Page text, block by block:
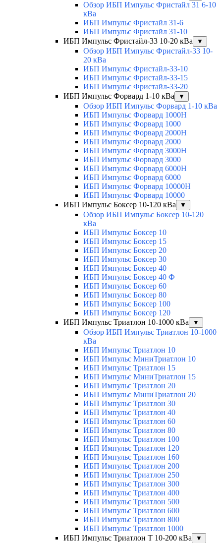
Обзор ИБП Импульс Фристайл 31 6-10
кВа
ИБП Импульс Фристайл 31-6
ИБП Импульс Фристайл 31-10
ИБП Импульс Фристайл-33 10-20 кВа
▼
Обзор ИБП Импульс Фристайл-33 10-
20 кВа
ИБП Импульс Фристайл-33-10
ИБП Импульс Фристайл-33-15
ИБП Импульс Фристайл-33-20
ИБП Импульс Форвард 1-10 кВа
▼
Обзор ИБП Импульс Форвард 1-10 кВа
ИБП Импульс Форвард 1000H
ИБП Импульс Форвард 1000
ИБП Импульс Форвард 2000H
ИБП Импульс Форвард 2000
ИБП Импульс Форвард 3000H
ИБП Импульс Форвард 3000
ИБП Импульс Форвард 6000H
ИБП Импульс Форвард 6000
ИБП Импульс Форвард 10000H
ИБП Импульс Форвард 10000
ИБП Импульс Боксер 10-120 кВа
▼
Обзор ИБП Импульс Боксер 10-120
кВа
ИБП Импульс Боксер 10
ИБП Импульс Боксер 15
ИБП Импульс Боксер 20
ИБП Импульс Боксер 30
ИБП Импульс Боксер 40
ИБП Импульс Боксер 40 Ф
ИБП Импульс Боксер 60
ИБП Импульс Боксер 80
ИБП Импульс Боксер 100
ИБП Импульс Боксер 120
ИБП Импульс Триатлон 10-1000 кВа
▼
Обзор ИБП Импульс Триатлон 10-1000
кВа
ИБП Импульс Триатлон 10
ИБП Импульс МиниТриатлон 10
ИБП Импульс Триатлон 15
ИБП Импульс МиниТриатлон 15
ИБП Импульс Триатлон 20
ИБП Импульс МиниТриатлон 20
ИБП Импульс Триатлон 30
ИБП Импульс Триатлон 40
ИБП Импульс Триатлон 60
ИБП Импульс Триатлон 80
ИБП Импульс Триатлон 100
ИБП Импульс Триатлон 120
ИБП Импульс Триатлон 160
ИБП Импульс Триатлон 200
ИБП Импульс Триатлон 250
ИБП Импульс Триатлон 300
ИБП Импульс Триатлон 400
ИБП Импульс Триатлон 500
ИБП Импульс Триатлон 600
ИБП Импульс Триатлон 800
ИБП Импульс Триатлон 1000
ИБП Импульс Триатлон Т 10-200 кВа
▼